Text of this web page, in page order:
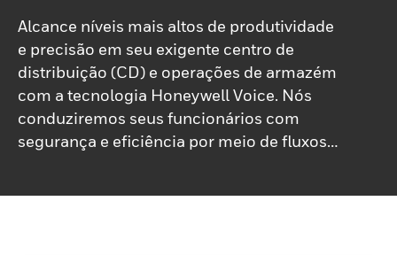
Alcance níveis mais altos de produtividade
e precisão em seu exigente centro de
distribuição (CD) e operações de armazém
com a tecnologia Honeywell Voice. Nós
conduziremos seus funcionários com
segurança e eficiência por meio de fluxos